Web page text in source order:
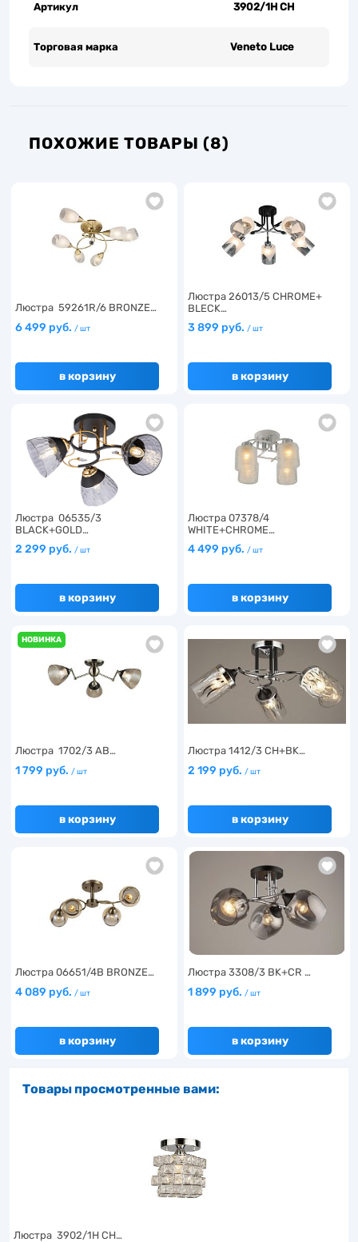
Артикул 3902/1H CH
Торговая марка Veneto Luce
ПОХОЖИЕ ТОВАРЫ (8)
Люстра 59261R/6 BRONZE…
6 499 руб. / шт
в корзину
Люстра 26013/5 CHROME+
BLECK…
3 899 руб. / шт
в корзину
Люстра 06535/3
BLACK+GOLD…
2 299 руб. / шт
в корзину
Люстра 07378/4
WHITE+CHROME…
4 499 руб. / шт
в корзину
НОВИНКА
Люстра 1702/3 AB…
1 799 руб. / шт
в корзину
Люстра 1412/3 CH+BK…
2 199 руб. / шт
в корзину
Люстра 06651/4B BRONZE…
4 089 руб. / шт
в корзину
Люстра 3308/3 BK+CR …
1 899 руб. / шт
в корзину
Товары просмотренные вами:
Люстра 3902/1H CH…